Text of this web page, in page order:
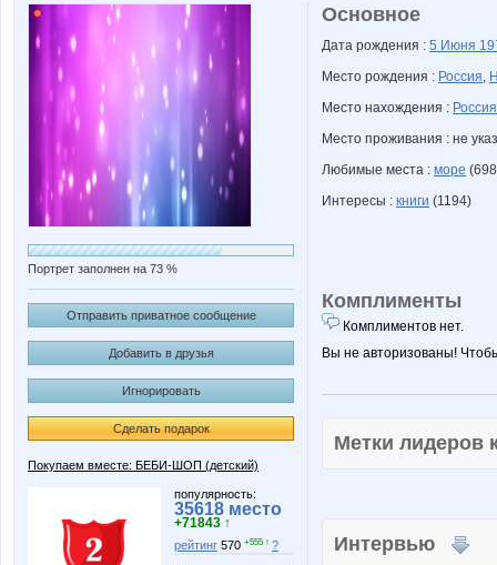
Портрет заполнен на 73 %
Отправить приватное сообщение
Добавить в друзья
Игнорировать
Сделать подарок
Покупаем вместе: БЕБИ-ШОП (детский)
популярность:
35618 место
+71843 ↑
рейтинг 570 +555 ↑ ?
Основное
Дата рождения : 5 Июня
Место рождения : Россия,
Место нахождения : Россия
Место проживания : не
Любимые места : море
Интересы : книги (1194)
Комплименты
Комплиментов нет.
Вы не авторизованы!
Метки
Интервью